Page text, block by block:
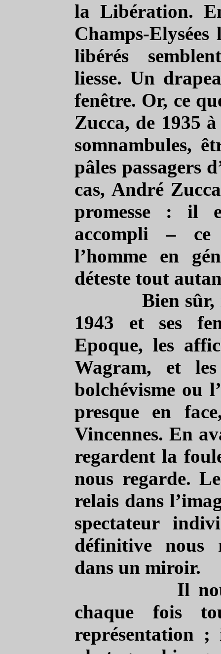
la Libération.
Champs-Elysées
libérés
liesse. Un
fenêtre. Or, ce
Zucca, de 1935
somnambules,
pâles passagers
cas, André
promesse : il
accompli –
l’homme en
déteste tout
Bien
1943 et ses
Epoque, les
Wagram, et
bolchévisme ou
presque en
Vincennes. En
regardent la
nous regarde.
relais dans
spectateur
définitive nous
dans un miroir.
Il
chaque fois
représentation ;